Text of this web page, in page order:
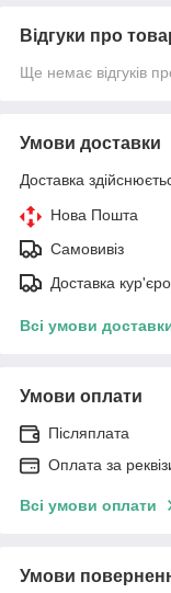
Відгуки про
Ще немає відгуків
Умови доставки
Доставка
Нова Пошта
Самовивіз
Доставка
Всі умови
Умови оплати
Післяплата
Оплата за
Всі умови оплати
Умови